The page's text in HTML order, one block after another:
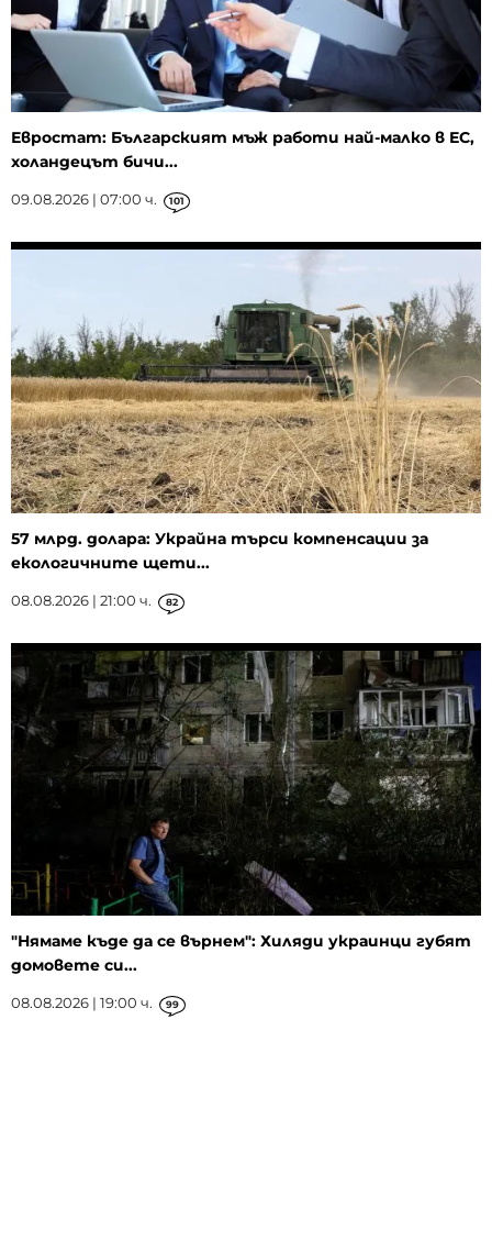
Евростат: Българският мъж работи най-малко в ЕС,
холандецът бичи...
09.08.2026 | 07:00 ч. 101
57 млрд. долара: Украйна търси компенсации за
екологичните щети...
08.08.2026 | 21:00 ч. 82
"Нямаме къде да се върнем": Хиляди украинци губят
домовете си...
08.08.2026 | 19:00 ч. 99